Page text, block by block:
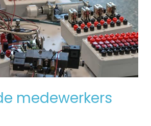
medewerkers